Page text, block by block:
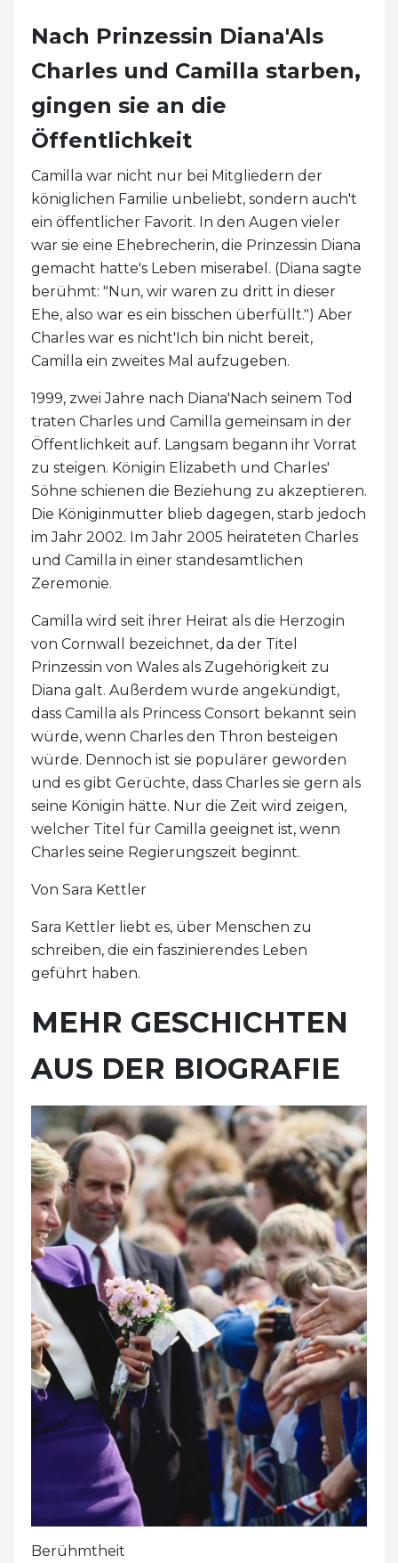
Nach Prinzessin Diana'Als
Charles und Camilla starben,
gingen sie an die
Öffentlichkeit
Camilla war nicht nur bei Mitgliedern der
königlichen Familie unbeliebt, sondern auch't
ein öffentlicher Favorit. In den Augen vieler
war sie eine Ehebrecherin, die Prinzessin Diana
gemacht hatte's Leben miserabel. (Diana sagte
berühmt: "Nun, wir waren zu dritt in dieser
Ehe, also war es ein bisschen überfüllt.") Aber
Charles war es nicht'Ich bin nicht bereit,
Camilla ein zweites Mal aufzugeben.
1999, zwei Jahre nach Diana'Nach seinem Tod
traten Charles und Camilla gemeinsam in der
Öffentlichkeit auf. Langsam begann ihr Vorrat
zu steigen. Königin Elizabeth und Charles'
Söhne schienen die Beziehung zu akzeptieren.
Die Königinmutter blieb dagegen, starb jedoch
im Jahr 2002. Im Jahr 2005 heirateten Charles
und Camilla in einer standesamtlichen
Zeremonie.
Camilla wird seit ihrer Heirat als die Herzogin
von Cornwall bezeichnet, da der Titel
Prinzessin von Wales als Zugehörigkeit zu
Diana galt. Außerdem wurde angekündigt,
dass Camilla als Princess Consort bekannt sein
würde, wenn Charles den Thron besteigen
würde. Dennoch ist sie populärer geworden
und es gibt Gerüchte, dass Charles sie gern als
seine Königin hätte. Nur die Zeit wird zeigen,
welcher Titel für Camilla geeignet ist, wenn
Charles seine Regierungszeit beginnt.
Von Sara Kettler
Sara Kettler liebt es, über Menschen zu
schreiben, die ein faszinierendes Leben
geführt haben.
MEHR GESCHICHTEN
AUS DER BIOGRAFIE
Berühmtheit